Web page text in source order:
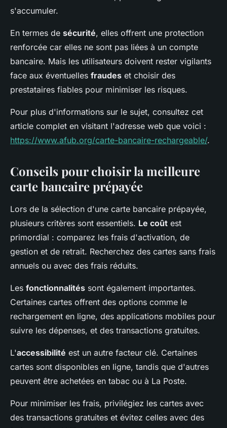
s'accumuler.
En termes de sécurité, elles offrent une protection
renforcée car elles ne sont pas liées à un compte
bancaire. Mais les utilisateurs doivent rester vigilants
face aux éventuelles fraudes et choisir des
prestataires fiables pour minimiser les risques.
Pour plus d'informations sur le sujet, consultez cet
article complet en visitant l'adresse web que voici :
https://www.afub.org/carte-bancaire-rechargeable/.
Conseils pour choisir la meilleure
carte bancaire prépayée
Lors de la sélection d'une carte bancaire prépayée,
plusieurs critères sont essentiels. Le coût est
primordial : comparez les frais d'activation, de
gestion et de retrait. Recherchez des cartes sans frais
annuels ou avec des frais réduits.
Les fonctionnalités sont également importantes.
Certaines cartes offrent des options comme le
rechargement en ligne, des applications mobiles pour
suivre les dépenses, et des transactions gratuites.
L'accessibilité est un autre facteur clé. Certaines
cartes sont disponibles en ligne, tandis que d'autres
peuvent être achetées en tabac ou à La Poste.
Pour minimiser les frais, privilégiez les cartes avec
des transactions gratuites et évitez celles avec des